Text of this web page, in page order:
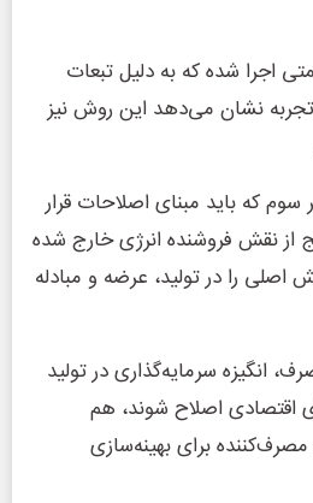
اجرا شده که به دلیل تبعات
نشان می‌دهد این روش نیز
که باید مبنای اصلاحات قرار
از نقش فروشنده انرژی خارج شده
اصلی را در تولید، عرضه و مبادله
انگیزه سرمایه‌گذاری در تولید
اقتصادی اصلاح شوند، هم
برای بهینه‌سازی